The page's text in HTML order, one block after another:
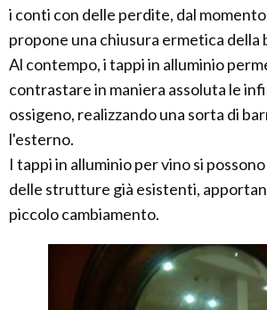
i conti con delle perdite, dal
propone una chiusura ermetica della
Al contempo, i tappi in alluminio
contrastare in maniera assoluta le
ossigeno, realizzando una sorta di
l'esterno.
I tappi in alluminio per vino si
delle strutture già esistenti,
piccolo cambiamento.